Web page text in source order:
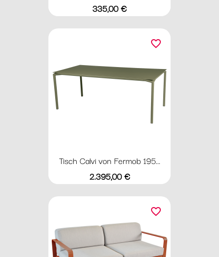
Preis
335,00 €
Tisch Calvi von Fermob 195...
Preis
2.395,00 €
favorite_border
favorite_border